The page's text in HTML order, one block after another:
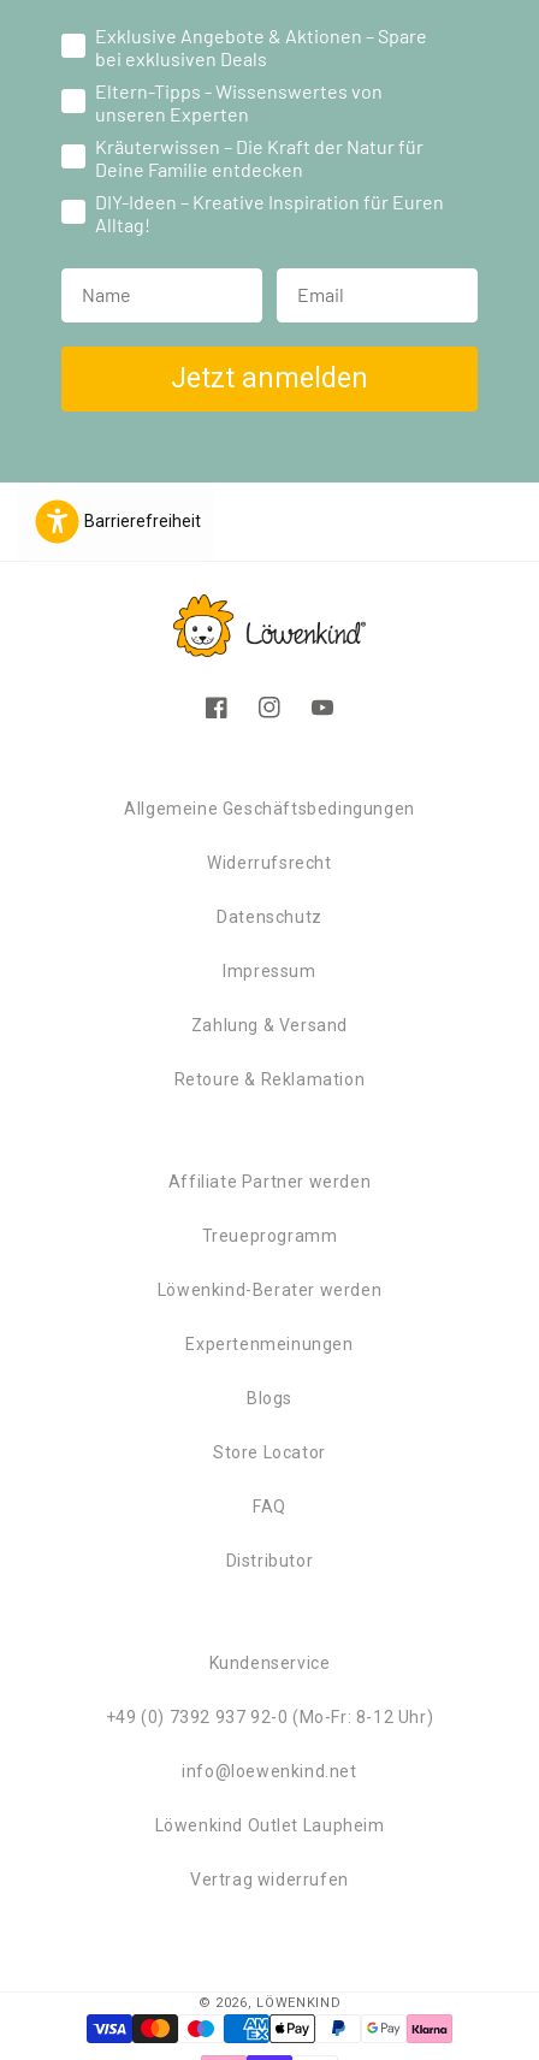
Exklusive Angebote & Aktionen – Spare
bei exklusiven Deals
Eltern-Tipps - Wissenswertes von
unseren Experten
Kräuterwissen – Die Kraft der Natur für
Deine Familie entdecken
DIY-Ideen – Kreative Inspiration für Euren
Alltag!
Name
Jetzt anmelden
Barrierefreiheit
FacebookInstagramYouTube
Allgemeine Geschäftsbedingungen
Widerrufsrecht
Datenschutz
Impressum
Zahlung & Versand
Retoure & Reklamation
Affiliate Partner werden
Treueprogramm
Löwenkind-Berater werden
Expertenmeinungen
Blogs
Store Locator
FAQ
Distributor
Kundenservice
+49 (0) 7392 937 92-0 (Mo-Fr: 8-12 Uhr)
info@loewenkind.net
Löwenkind Outlet Laupheim
Vertrag widerrufen
© 2026, LÖWENKIND
Zahlungsmethoden